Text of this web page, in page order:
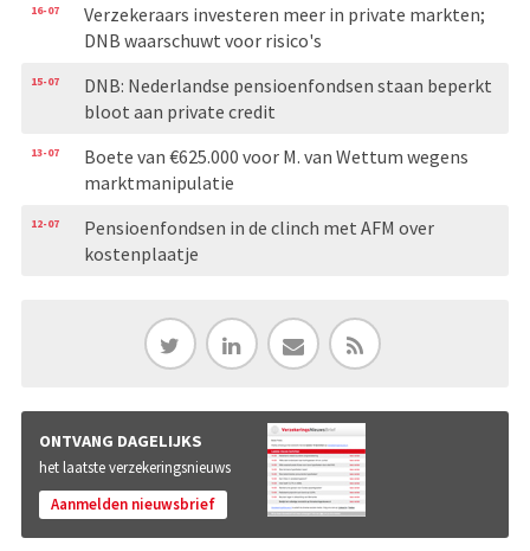
16-07
Verzekeraars investeren meer in private markten;
DNB waarschuwt voor risico's
15-07
DNB: Nederlandse pensioenfondsen staan beperkt
bloot aan private credit
13-07
Boete van €625.000 voor M. van Wettum wegens
marktmanipulatie
12-07
Pensioenfondsen in de clinch met AFM over
kostenplaatje
ONTVANG DAGELIJKS
het laatste verzekeringsnieuws
Aanmelden nieuwsbrief